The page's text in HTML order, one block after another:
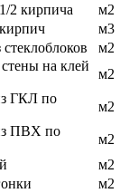
2 кирпича
м2
м3
м2
на клей
м2
ГКЛ по
м2
ПВХ по
м2
м2
м2